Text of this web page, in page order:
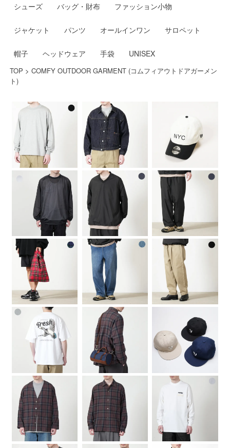
シューズ バッグ・財布 ファッション小物
ジャケット パンツ オールインワン サロペット
帽子 ヘッドウェア 手袋 UNISEX
TOP > COMFY OUTDOOR GARMENT (コムフィアウトドアガーメン
ト)